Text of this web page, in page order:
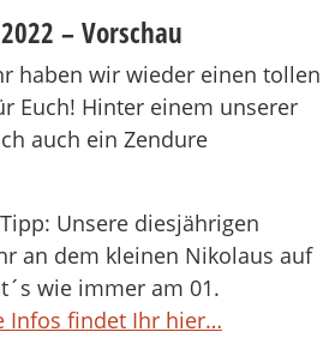
– Vorschau
haben wir wieder einen tollen
Euch! Hinter einem unserer
auch ein Zendure
Unsere diesjährigen
an dem kleinen Nikolaus auf
wie immer am 01.
Infos findet Ihr hier…